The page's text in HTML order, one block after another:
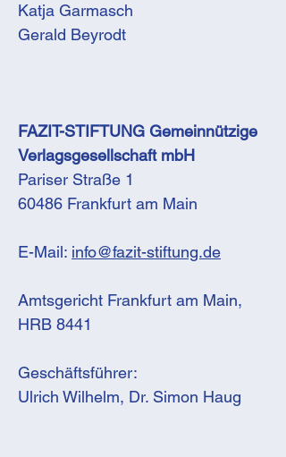
Katja Garmasch
Gerald Beyrodt
FAZIT-STIFTUNG Gemeinnützige
Verlagsgesellschaft mbH
Pariser Straße 1
60486 Frankfurt am Main
E-Mail: info@fazit-stiftung.de
Amtsgericht Frankfurt am Main,
HRB 8441
Geschäftsführer:
Ulrich Wilhelm, Dr. Simon Haug